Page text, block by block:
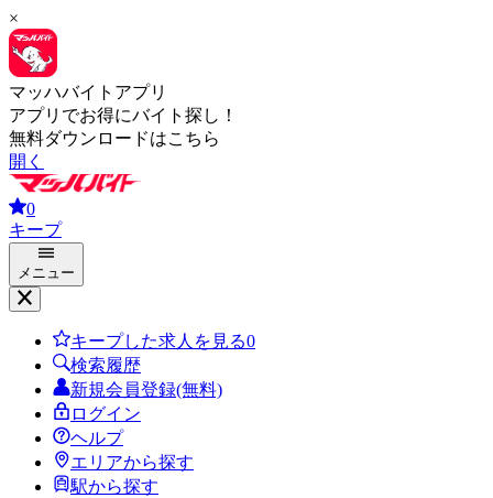
×
マッハバイトアプリ
アプリでお得にバイト探し！
無料ダウンロードはこちら
開く
0
キープ
メニュー
キープした求人を見る0
検索履歴
新規会員登録(無料)
ログイン
ヘルプ
エリアから探す
駅から探す